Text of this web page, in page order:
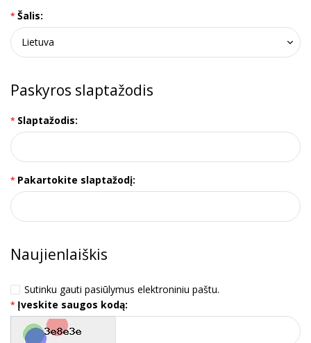
Šalis:
Paskyros slaptažodis
Slaptažodis:
Pakartokite slaptažodį:
Naujienlaiškis
Sutinku gauti pasiūlymus elektroniniu paštu.
Įveskite saugos kodą: